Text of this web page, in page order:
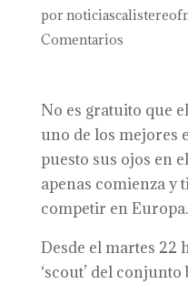
por
Comentarios
No es gratuito que
uno de los mejores
puesto sus ojos en
apenas comienza y
competir en Europa.
Desde el martes 22
‘scout’ del